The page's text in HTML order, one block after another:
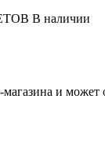
В наличии
и